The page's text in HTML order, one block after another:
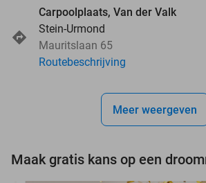
Carpoolplaats, Van der Valk
Stein-Urmond
Mauritslaan 65
Routebeschrijving
Meer weergeven